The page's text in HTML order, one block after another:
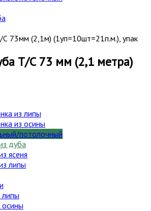
73мм (2,1м) (1уп=10шт=21п.м.), упак
Т/С 73 мм (2,1 метра)
из липы
из осины
потолочный
дуба
ясеня
липы
липы